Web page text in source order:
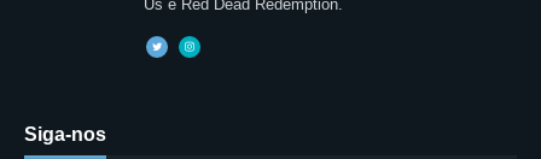
Us e Red Dead Redemption.
Siga-nos